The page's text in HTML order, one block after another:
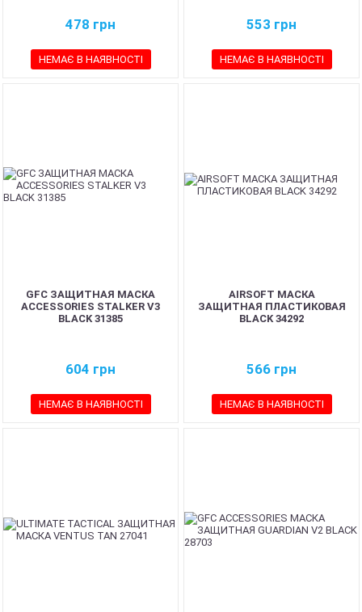
478 грн
НЕМАЄ В НАЯВНОСТІ
553 грн
НЕМАЄ В НАЯВНОСТІ
GFC ЗАЩИТНАЯ МАСКА
ACCESSORIES STALKER V3
BLACK 31385
604 грн
НЕМАЄ В НАЯВНОСТІ
AIRSOFT МАСКА
ЗАЩИТНАЯ ПЛАСТИКОВАЯ
BLACK 34292
566 грн
НЕМАЄ В НАЯВНОСТІ